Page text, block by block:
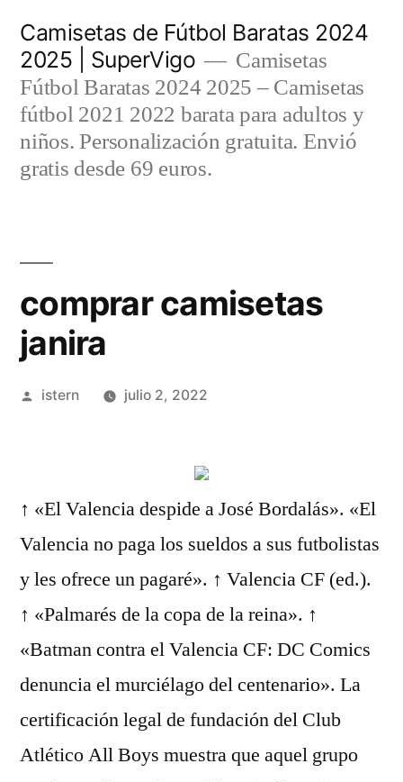
contenido
Camisetas de Fútbol Baratas 2024
2025 | SuperVigo
Camisetas
Fútbol Baratas 2024 2025 – Camisetas
fútbol 2021 2022 barata para adultos y
niños. Personalización gratuita. Envió
gratis desde 69 euros.
comprar camisetas
janira
Publicado
istern julio 2, 2022
↑ «El Valencia despide a José Bordalás». «El
Valencia no paga los sueldos a sus futbolistas
y les ofrece un pagaré». ↑ Valencia CF (ed.).
↑ «Palmarés de la copa de la reina». ↑
«Batman contra el Valencia CF: DC Comics
denuncia el murciélago del centenario». La
certificación legal de fundación del Club
Atlético All Boys muestra que aquel grupo